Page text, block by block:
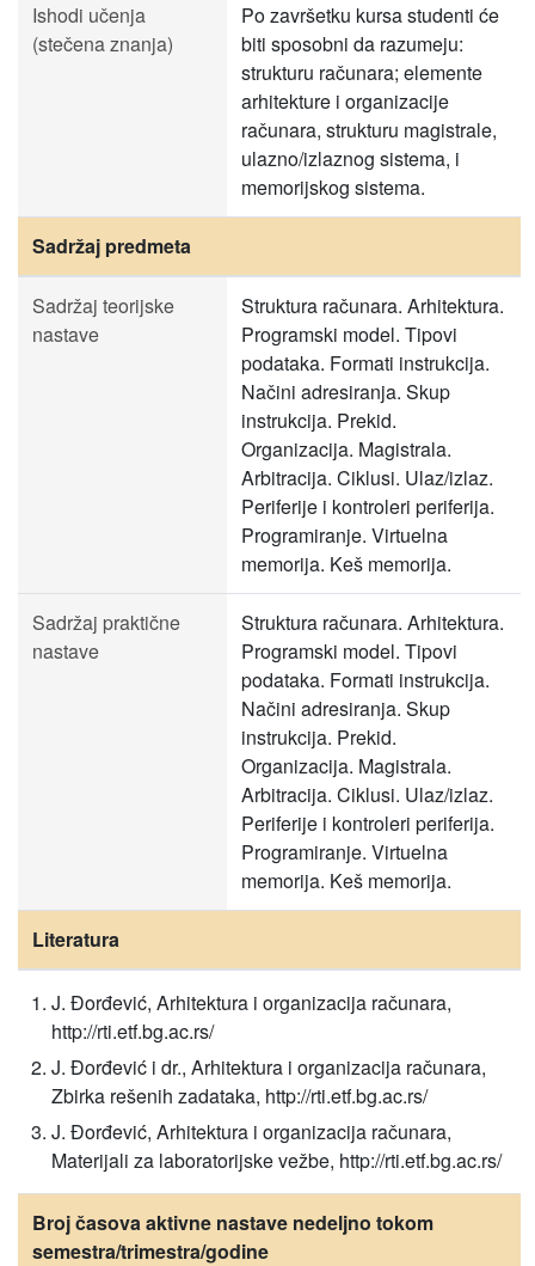
Ishodi učenja
(stečena znanja)
Po završetku kursa studenti će
biti sposobni da razumeju:
strukturu računara; elemente
arhitekture i organizacije
računara, strukturu magistrale,
ulazno/izlaznog sistema, i
memorijskog sistema.
Sadržaj predmeta
Sadržaj teorijske
nastave
Struktura računara. Arhitektura.
Programski model. Tipovi
podataka. Formati instrukcija.
Načini adresiranja. Skup
instrukcija. Prekid.
Organizacija. Magistrala.
Arbitracija. Ciklusi. Ulaz/izlaz.
Periferije i kontroleri periferija.
Programiranje. Virtuelna
memorija. Keš memorija.
Sadržaj praktične
nastave
Struktura računara. Arhitektura.
Programski model. Tipovi
podataka. Formati instrukcija.
Načini adresiranja. Skup
instrukcija. Prekid.
Organizacija. Magistrala.
Arbitracija. Ciklusi. Ulaz/izlaz.
Periferije i kontroleri periferija.
Programiranje. Virtuelna
memorija. Keš memorija.
Literatura
J. Đorđević, Arhitektura i organizacija računara,
http://rti.etf.bg.ac.rs/
J. Đorđević i dr., Arhitektura i organizacija računara,
Zbirka rešenih zadataka, http://rti.etf.bg.ac.rs/
J. Đorđević, Arhitektura i organizacija računara,
Materijali za laboratorijske vežbe, http://rti.etf.bg.ac.rs/
Broj časova aktivne nastave nedeljno tokom
semestra/trimestra/godine